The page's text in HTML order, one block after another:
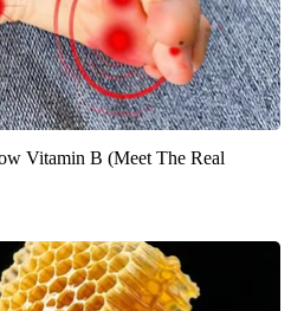
Vitamin B (Meet The Real